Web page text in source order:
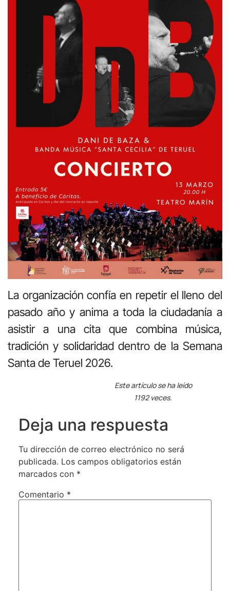
La organización confía en repetir el lleno del
pasado año y anima a toda la ciudadanía a
asistir a una cita que combina música,
tradición y solidaridad dentro de la Semana
Santa de Teruel 2026.
Este artículo se ha leído
1192 veces.
Deja una respuesta
Tu dirección de correo electrónico no será
publicada. Los campos obligatorios están
marcados con *
Comentario *